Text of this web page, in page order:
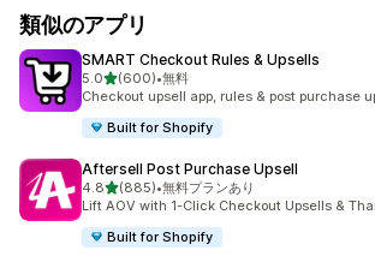
類似のアプリ
SMART Checkout Rules & Upsells
5.05つ星中
(600)
合計レビュー数：600件
•無料
Checkout upsell app, rules & post purchase
Built for Shopify
Aftersell Post Purchase Upsell
4.85つ星中
(885)
合計レビュー数：885件
•無料プランあり
Lift AOV with 1-Click Checkout Upsells &
Built for Shopify